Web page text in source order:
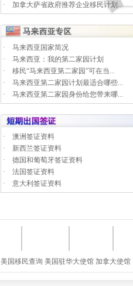
·
加拿大萨省政府推荐企业移民计划...
·
马来西亚国家简况
·
马来西亚：我的第二家园计划
·
移民“马来西亚第二家园”可在当...
·
马来西亚第二家园计划最适合哪些...
·
马来西亚第二家园身份给您带来哪...
·
澳洲签证资料
·
新西兰签证资料
·
德国和葡萄牙签证资料
·
法国签证资料
·
意大利签证资料
美国移民查询 美国驻华大使馆 加拿大使馆